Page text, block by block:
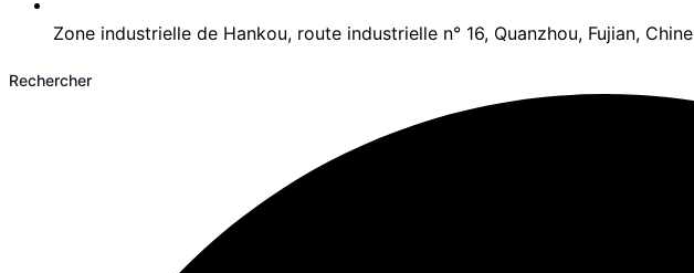
Zone industrielle de Hankou, route industrielle n° 16, Quanzhou, Fujian, Chine
Rechercher